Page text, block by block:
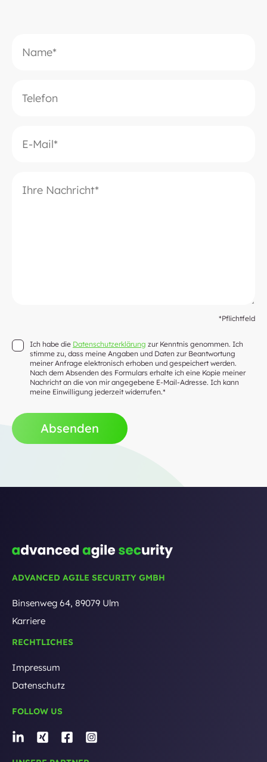
Bitte lasse dieses Feld leer.
*Pflichtfeld
Ich habe die Datenschutzerklärung zur Kenntnis genommen. Ich
stimme zu, dass meine Angaben und Daten zur Beantwortung
meiner Anfrage elektronisch erhoben und gespeichert werden.
Nach dem Absenden des Formulars erhalte ich eine Kopie meiner
Nachricht an die von mir angegebene E-Mail-Adresse. Ich kann
meine Einwilligung jederzeit widerrufen.*
ADVANCED AGILE SECURITY GMBH
Binsenweg 64, 89079 Ulm
Karriere
RECHTLICHES
Impressum
Datenschutz
FOLLOW US